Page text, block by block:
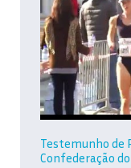
Testemunho de
Confederação